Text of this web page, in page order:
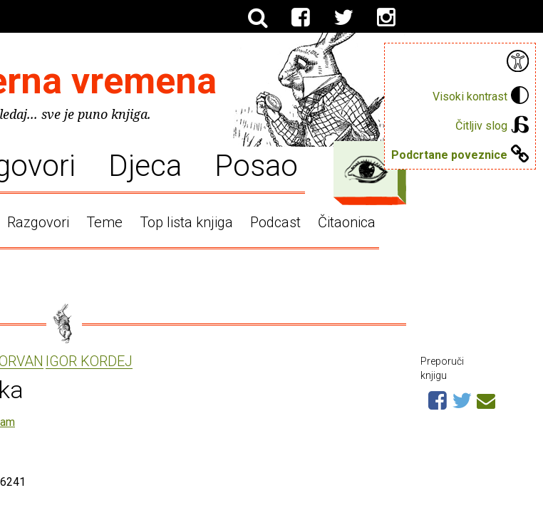
Visoki kontrast
Čitljiv slog
Podcrtane poveznice
vremena
sve je puno knjiga.
Djeca Posao
Razgovori Teme Top lista knjiga Podcast Čitaonica
IGOR KORDEJ
Preporuči
knjigu